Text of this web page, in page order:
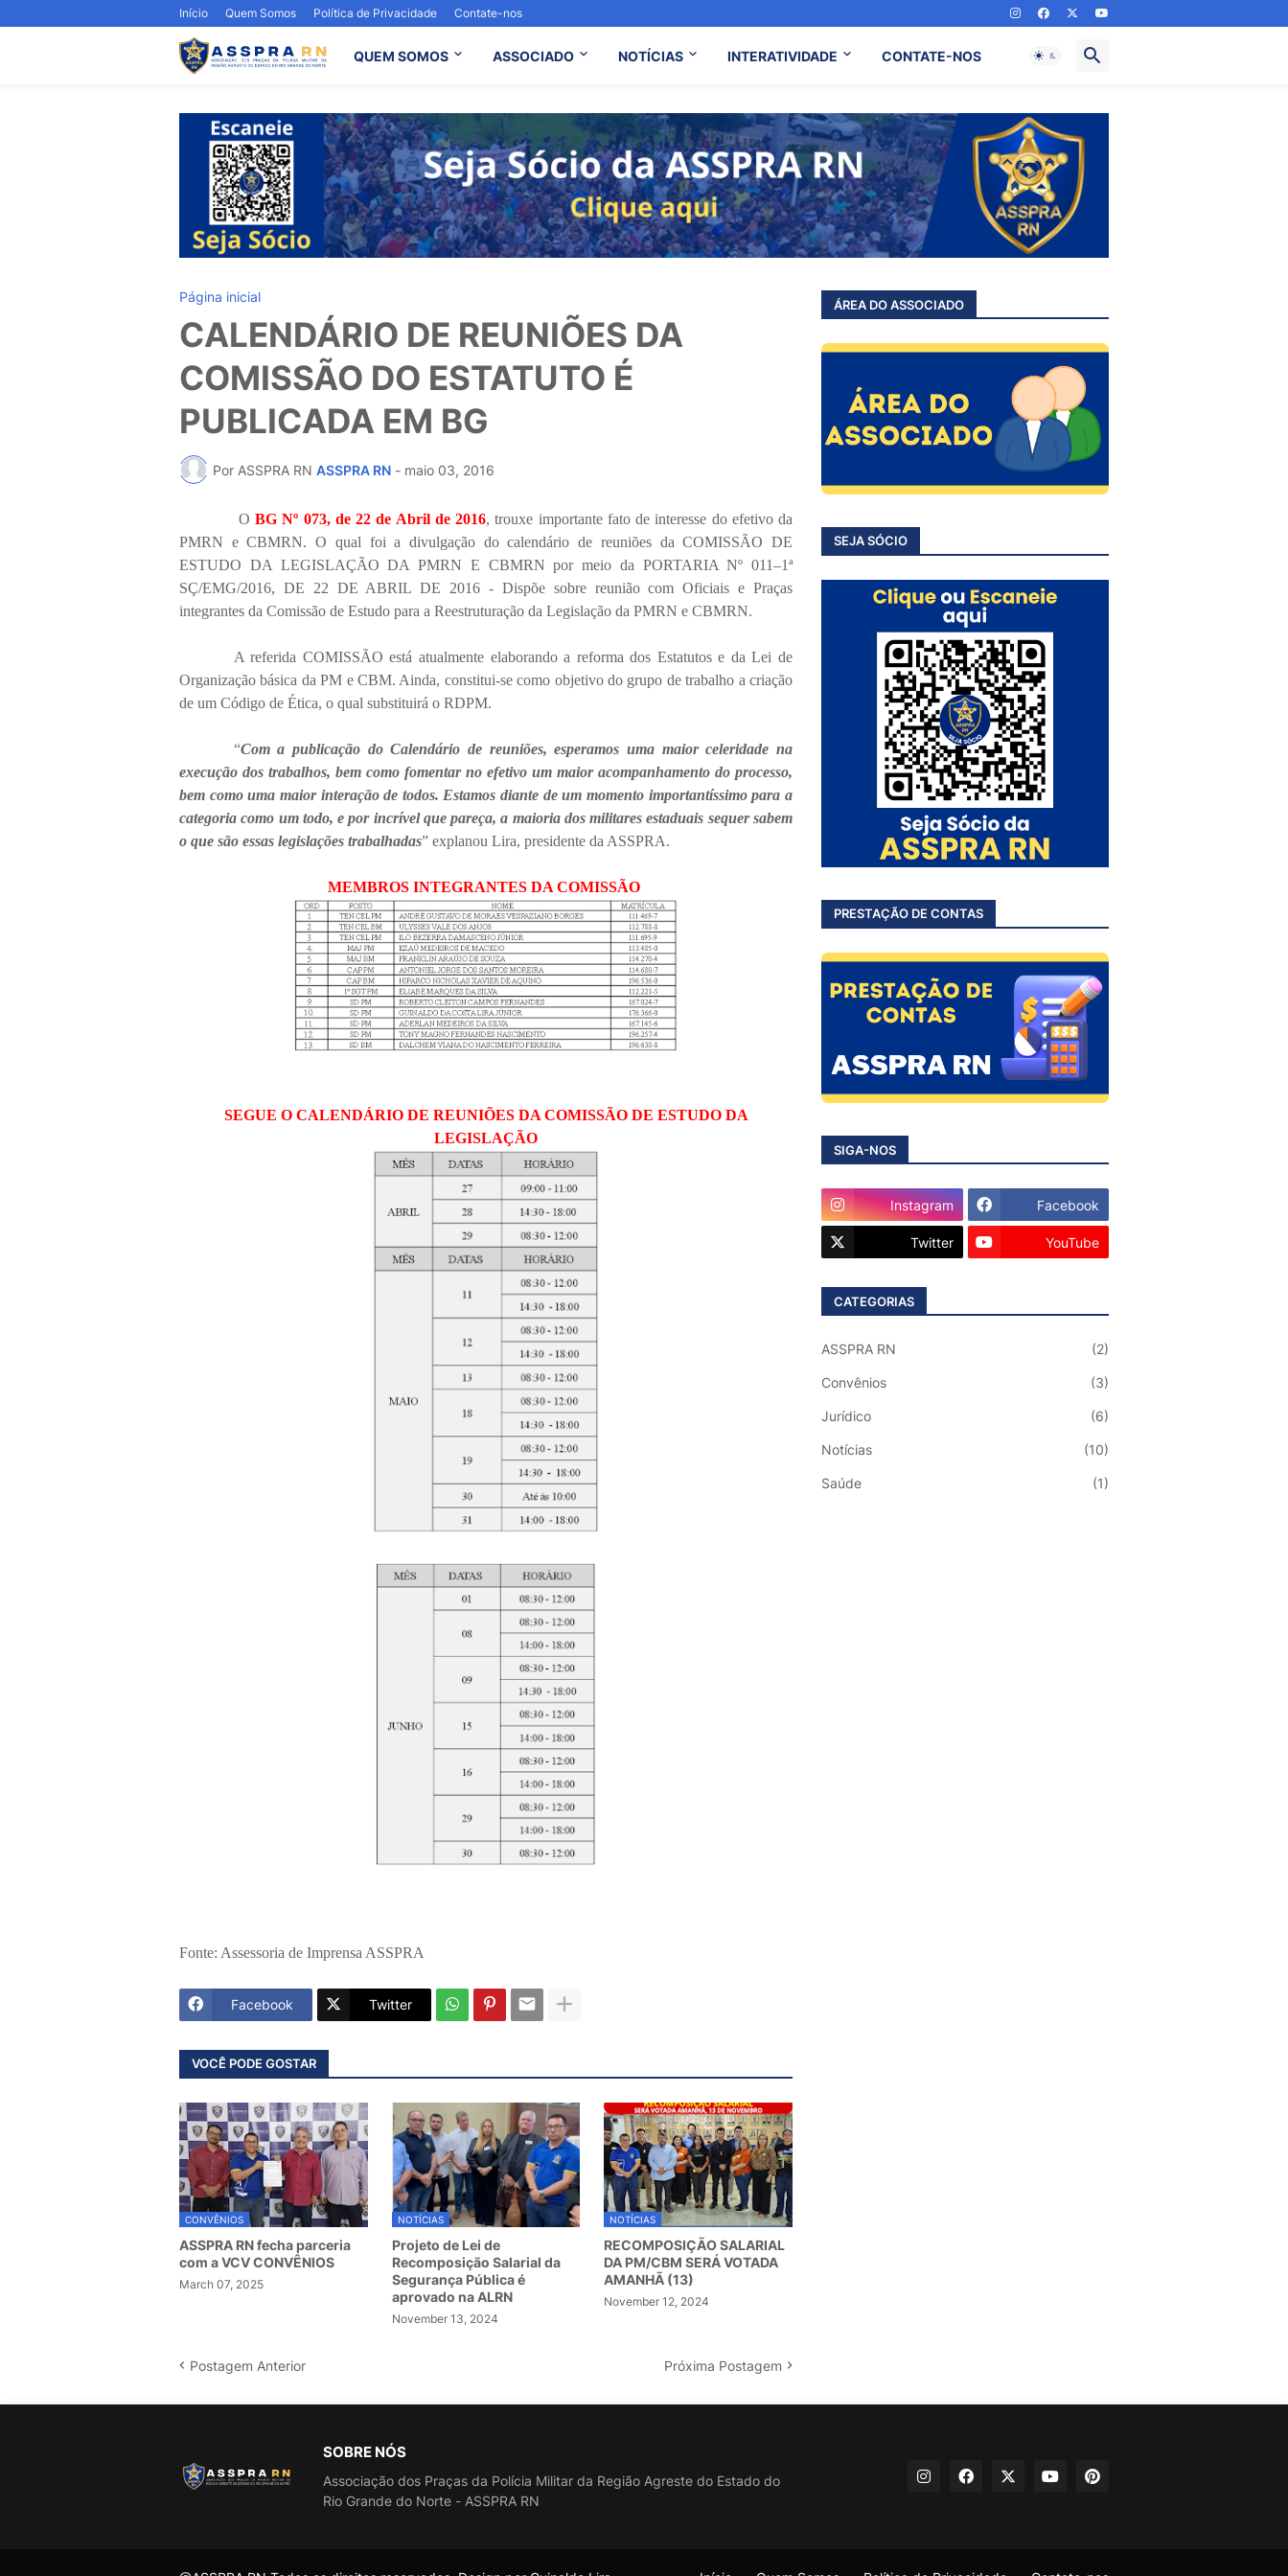
Início Quem Somos Política de Privacidade Contate-nos
QUEM SOMOS ASSOCIADO NOTÍCIAS INTERATIVIDADE CONTATE-NOS
Página inicial
CALENDÁRIO DE REUNIÕES DA
COMISSÃO DO ESTATUTO É
PUBLICADA EM BG
Por ASSPRA RN ASSPRA RN - maio 03, 2016
OBG Nº 073, de 22 de Abril de 2016, trouxe importante fato de interesse do efetivo da
PMRN e CBMRN. O qual foi a divulgação do calendário de reuniões da COMISSÃO DE
ESTUDO DA LEGISLAÇÃO DA PMRN E CBMRN por meio da PORTARIA Nº 011–1ª
SÇ/EMG/2016, DE 22 DE ABRIL DE 2016 - Dispõe sobre reunião com Oficiais e Praças
integrantes da Comissão de Estudo para a Reestruturação da Legislação da PMRN e CBMRN.
A referida COMISSÃO está atualmente elaborando a reforma dos Estatutos e da Lei de
Organização básica da PM e CBM. Ainda, constitui-se como objetivo do grupo de trabalho a criação
de um Código de Ética, o qual substituirá o RDPM.
“Com a publicação do Calendário de reuniões, esperamos uma maior celeridade na
execução dos trabalhos, bem como fomentar no efetivo um maior acompanhamento do processo,
bem como uma maior interação de todos. Estamos diante de um momento importantíssimo para a
categoria como um todo, e por incrível que pareça, a maioria dos militares estaduais sequer sabem
o que são essas legislações trabalhadas” explanou Lira, presidente da ASSPRA.
MEMBROS INTEGRANTES DA COMISSÃO
SEGUE O CALENDÁRIO DE REUNIÕES DA COMISSÃO DE ESTUDO DA
LEGISLAÇÃO
Fonte: Assessoria de Imprensa ASSPRA
Facebook Twitter
VOCÊ PODE GOSTAR
CONVÊNIOS
ASSPRA RN fecha parceria
com a VCV CONVÊNIOS
March 07, 2025
NOTÍCIAS
Projeto de Lei de
Recomposição Salarial da
Segurança Pública é
aprovado na ALRN
November 13, 2024
NOTÍCIAS
RECOMPOSIÇÃO SALARIAL
DA PM/CBM SERÁ VOTADA
AMANHÃ (13)
November 12, 2024
Postagem Anterior Próxima Postagem
ÁREA DO ASSOCIADO
SEJA SÓCIO
PRESTAÇÃO DE CONTAS
SIGA-NOS
Instagram Facebook
Twitter YouTube
CATEGORIAS
ASSPRA RN (2)
Convênios (3)
Jurídico (6)
Notícias (10)
Saúde (1)
SOBRE NÓS
Associação dos Praças da Polícia Militar da Região Agreste do Estado do
Rio Grande do Norte - ASSPRA RN